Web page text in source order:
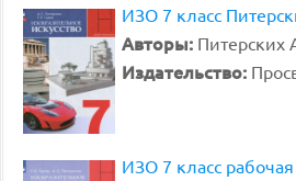
ИЗО 7 класс
Авторы: Питерских
Издательство:
ИЗО 7 класс рабочая